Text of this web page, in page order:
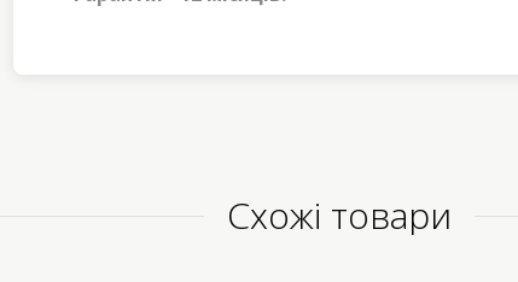
Схожі товари